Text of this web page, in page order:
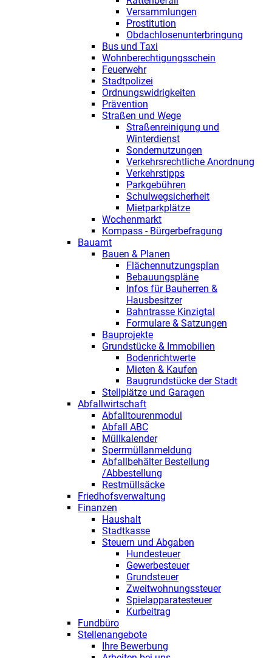
Versammlungen
Prostitution
Obdachlosenunterbringung
Bus und Taxi
Wohnberechtigungsschein
Feuerwehr
Stadtpolizei
Ordnungswidrigkeiten
Prävention
Straßen und Wege
Straßenreinigung und
Winterdienst
Sondernutzungen
Verkehrsrechtliche Anordnung
Verkehrstipps
Parkgebühren
Schulwegsicherheit
Mietparkplätze
Wochenmarkt
Kompass - Bürgerbefragung
Bauamt
Bauen & Planen
Flächennutzungsplan
Bebauungspläne
Infos für Bauherren &
Hausbesitzer
Bahntrasse Kinzigtal
Formulare & Satzungen
Bauprojekte
Grundstücke & Immobilien
Bodenrichtwerte
Mieten & Kaufen
Baugrundstücke der Stadt
Stellplätze und Garagen
Abfallwirtschaft
Abfalltourenmodul
Abfall ABC
Müllkalender
Sperrmüllanmeldung
Abfallbehälter Bestellung
/Abbestellung
Restmüllsäcke
Friedhofsverwaltung
Finanzen
Haushalt
Stadtkasse
Steuern und Abgaben
Hundesteuer
Gewerbesteuer
Grundsteuer
Zweitwohnungssteuer
Spielapparatesteuer
Kurbeitrag
Fundbüro
Stellenangebote
Ihre Bewerbung